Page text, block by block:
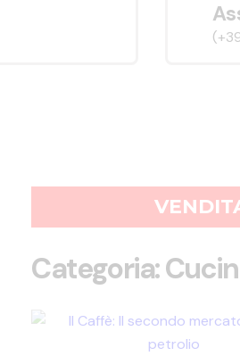
Categoria: